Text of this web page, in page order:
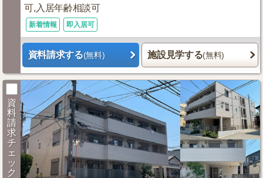
可,入居年齢相談可
新着情報 即入居可
資料請求する(無料) 施設見学する(無料)
資
料
請
求
チ
ェ
ッ
ク